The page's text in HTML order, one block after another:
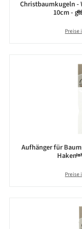
Christbaumkugeln -
10cm -
Preise
Aufhänger für
Haken
Preise